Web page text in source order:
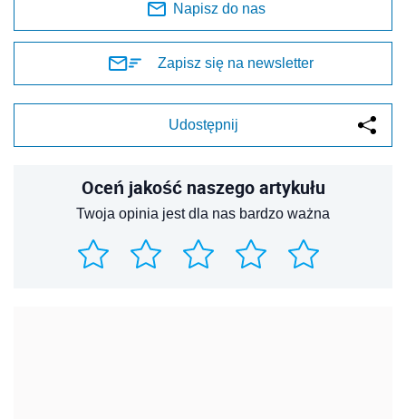
Napisz do nas
Zapisz się na newsletter
Udostępnij
Oceń jakość naszego artykułu
Twoja opinia jest dla nas bardzo ważna